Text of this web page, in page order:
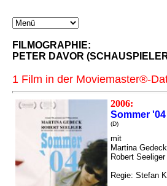
FILMOGRAPHIE:
PETER DAVOR
1 Film in der Moviemaster®-
2006:
Sommer '04
(D)
mit
Martina
Robert Seeliger
Regie: Stefan